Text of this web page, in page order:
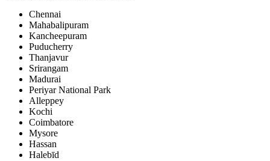
Chennai
Mahabalipuram
Kancheepuram
Puducherry
Thanjavur
Srirangam
Madurai
Periyar National Park
Alleppey
Kochi
Coimbatore
Mysore
Hassan
Halebīd